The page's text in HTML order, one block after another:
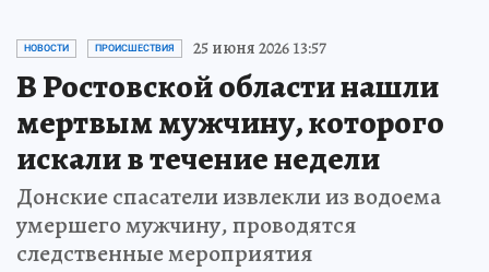
НОВОСТИ ПРОИСШЕСТВИЯ 25 июня 2026 13:57
В Ростовской области нашли
мертвым мужчину, которого
искали в течение недели
Донские спасатели извлекли из водоема
умершего мужчину, проводятся
следственные мероприятия